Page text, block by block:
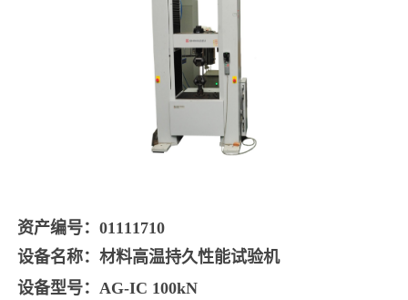
资产编号：01111710
设备名称：材料高温持久性能试验机
设备型号： AG-IC 100kN